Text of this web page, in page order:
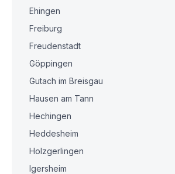
Ehingen
Freiburg
Freudenstadt
Göppingen
Gutach im Breisgau
Hausen am Tann
Hechingen
Heddesheim
Holzgerlingen
Igersheim